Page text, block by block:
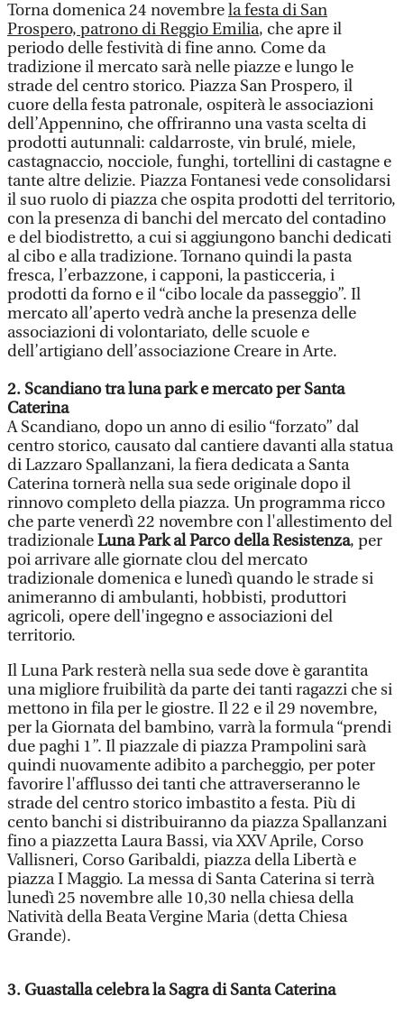
Torna domenica 24 novembrela festa di San
Prospero, patrono di Reggio Emilia, che apre il
periodo delle festività di fine anno. Come da
tradizione il mercato sarà nelle piazze e lungo le
strade del centro storico. Piazza San Prospero, il
cuore della festa patronale, ospiterà le associazioni
dell’Appennino, che offriranno una vasta scelta di
prodotti autunnali: caldarroste, vin brulé, miele,
castagnaccio, nocciole, funghi, tortellini di castagne e
tante altre delizie. Piazza Fontanesi vede consolidarsi
il suo ruolo di piazza che ospita prodotti del territorio,
con la presenza di banchi del mercato del contadino
e del biodistretto, a cui si aggiungono banchi dedicati
al cibo e alla tradizione. Tornano quindi la pasta
fresca, l’erbazzone, i capponi, la pasticceria, i
prodotti da forno e il “cibo locale da passeggio”. Il
mercato all’aperto vedrà anche la presenza delle
associazioni di volontariato, delle scuole e
dell’artigiano dell’associazione Creare in Arte.
2. Scandiano tra luna park e mercato per Santa
Caterina
A Scandiano, dopo un anno di esilio “forzato” dal
centro storico, causato dal cantiere davanti alla statua
di Lazzaro Spallanzani, la fiera dedicata a Santa
Caterina tornerà nella sua sede originale dopo il
rinnovo completo della piazza. Un programma ricco
che parte venerdì 22 novembre con l'allestimento del
tradizionaleLuna Park al Parco della Resistenza, per
poi arrivare alle giornate clou del mercato
tradizionale domenica e lunedì quando le strade si
animeranno di ambulanti, hobbisti, produttori
agricoli, opere dell'ingegno e associazioni del
territorio.
Il Luna Park resterà nella sua sede dove è garantita
una migliore fruibilità da parte dei tanti ragazzi che si
mettono in fila per le giostre. Il 22 e il 29 novembre,
per la Giornata del bambino, varrà la formula “prendi
due paghi 1”. Il piazzale di piazza Prampolini sarà
quindi nuovamente adibito a parcheggio, per poter
favorire l'afflusso dei tanti che attraverseranno le
strade del centro storico imbastito a festa. Più di
cento banchi si distribuiranno da piazza Spallanzani
fino a piazzetta Laura Bassi, via XXV Aprile, Corso
Vallisneri, Corso Garibaldi, piazza della Libertà e
piazza I Maggio. La messa di Santa Caterina si terrà
lunedì 25 novembre alle 10,30 nella chiesa della
Natività della Beata Vergine Maria (detta Chiesa
Grande).
3. Guastalla celebra la Sagra di Santa Caterina